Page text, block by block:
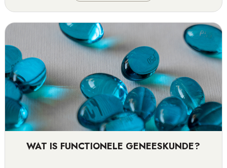
WAT IS FUNCTIONELE GENEESKUNDE?